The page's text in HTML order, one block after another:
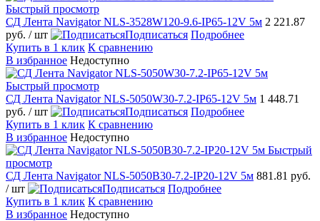
Быстрый просмотр
СД Лента Navigator NLS-3528W120-9.6-IP65-12V 5м 2 221.87
руб. / шт Подписаться Подробнее
Купить в 1 клик К сравнению
В избранное Недоступно
Быстрый просмотр
СД Лента Navigator NLS-5050W30-7.2-IP65-12V 5м 1 448.71
руб. / шт Подписаться Подробнее
Купить в 1 клик К сравнению
В избранное Недоступно
Быстрый
просмотр
СД Лента Navigator NLS-5050B30-7.2-IP20-12V 5м 881.81 руб.
/ шт
Подписаться Подробнее
Купить в 1 клик К сравнению
В избранное Недоступно